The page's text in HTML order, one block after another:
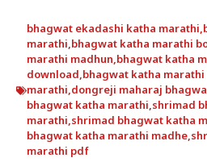
bhagwat ekadashi katha marathi,
marathi,bhagwat katha marathi
marathi madhun,bhagwat katha
download,bhagwat katha
marathi,dongreji maharaj
bhagwat katha marathi,shrimad
marathi,shrimad bhagwat katha
bhagwat katha marathi madhe,
marathi pdf